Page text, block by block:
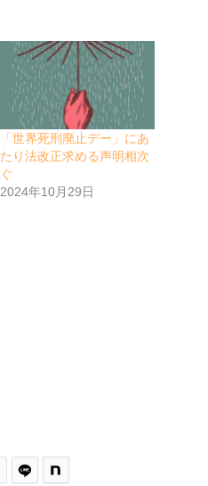
「世界死刑廃止デー」にあ
たり法改正求める声明相次
ぐ
2024年10月29日